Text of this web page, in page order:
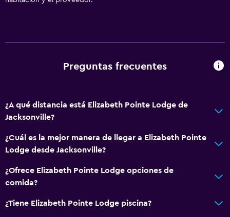
Preguntas frecuentes
¿A qué distancia está Elizabeth Pointe Lodge de
Jacksonville?
¿Cuál es la mejor manera de llegar a Elizabeth Pointe
Lodge desde Jacksonville?
¿Ofrece Elizabeth Pointe Lodge opciones de
comida?
¿Tiene Elizabeth Pointe Lodge piscina?